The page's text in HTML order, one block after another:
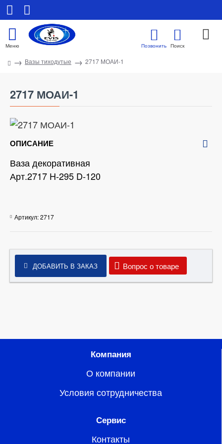
Вазы тиходутые 2717 МОАИ-1
2717 МОАИ-1
ОПИСАНИЕ
Ваза декоративная
Арт.2717 H-295 D-120
Артикул:2717
ДОБАВИТЬ В ЗАКАЗ Вопрос о товаре
Компания
О компании
Условия сотрудничества
Сервис
Контакты